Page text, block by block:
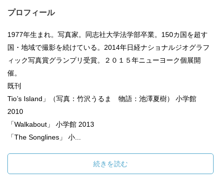
プロフィール
1977年生まれ。写真家。同志社大学法学部卒業。150カ国を超す
国・地域で撮影を続けている。2014年日経ナショナルジオグラフ
ィック写真賞グランプリ受賞。２０１５年ニューヨーク個展開
催。
既刊
Tio’s Island」（写真：竹沢うるま 物語：池澤夏樹） 小学館
2010
「Walkabout」 小学館 2013
「The Songlines」 小...
続きを読む